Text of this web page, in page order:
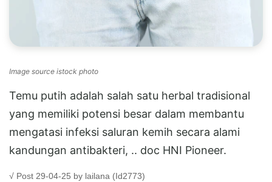
Image source istock photo
Temu putih adalah salah satu herbal tradisional
yang memiliki potensi besar dalam membantu
mengatasi infeksi saluran kemih secara alami
kandungan antibakteri, .. doc HNI Pioneer.
√ Post 29-04-25 by lailana (Id2773)